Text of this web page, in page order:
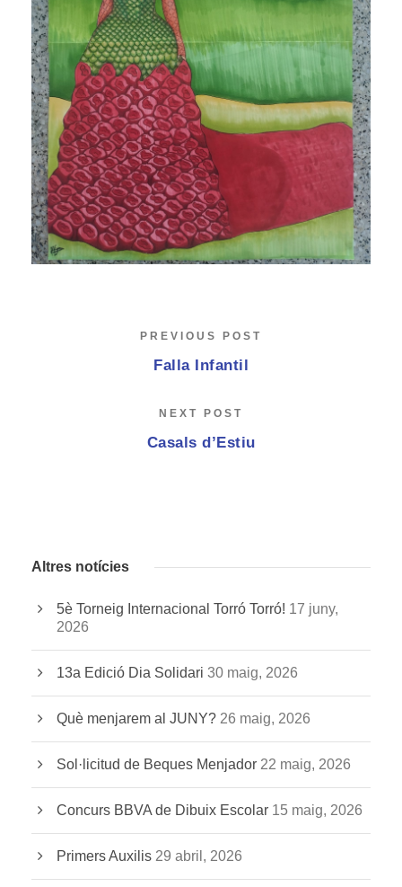
PREVIOUS POST
Falla Infantil
NEXT POST
Casals d’Estiu
Altres notícies
5è Torneig Internacional Torró Torró! 17 juny,
2026
13a Edició Dia Solidari 30 maig, 2026
Què menjarem al JUNY? 26 maig, 2026
Sol·licitud de Beques Menjador 22 maig, 2026
Concurs BBVA de Dibuix Escolar 15 maig, 2026
Primers Auxilis 29 abril, 2026